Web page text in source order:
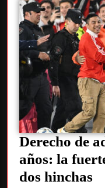
Derecho de
años: la
dos hinchas